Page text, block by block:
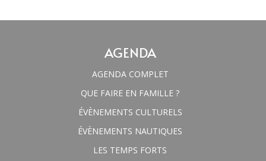
AGENDA
AGENDA COMPLET
QUE FAIRE EN FAMILLE ?
ÉVÈNEMENTS CULTURELS
ÉVÈNEMENTS NAUTIQUES
LES TEMPS FORTS